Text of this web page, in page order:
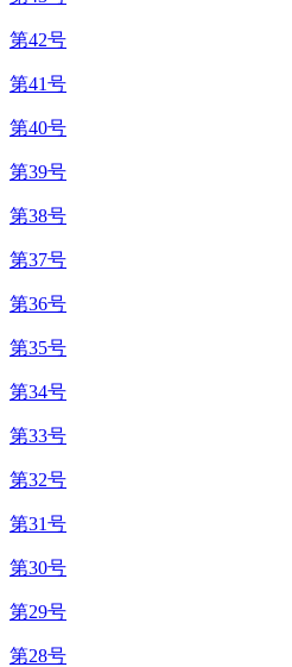
第42号
第41号
第40号
第39号
第38号
第37号
第36号
第35号
第34号
第33号
第32号
第31号
第30号
第29号
第28号